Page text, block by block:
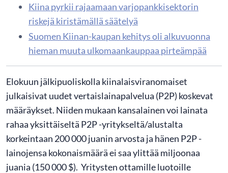
Kiina pyrkii rajaamaan varjopankkisektorin
riskejä kiristämällä säätelyä
Suomen Kiinan-kaupan kehitys oli alkuvuonna
hieman muuta ulkomaankauppaa pirteämpää
Elokuun jälkipuoliskolla kiinalaisviranomaiset
julkaisivat uudet vertaislainapalvelua (P2P) koskevat
määräykset. Niiden mukaan kansalainen voi lainata
rahaa yksittäiseltä P2P -yritykseltä/alustalta
korkeintaan 200 000 juanin arvosta ja hänen P2P -
lainojensa kokonaismäärä ei saa ylittää miljoonaa
juania (150 000 $). Yritysten ottamille luotoille